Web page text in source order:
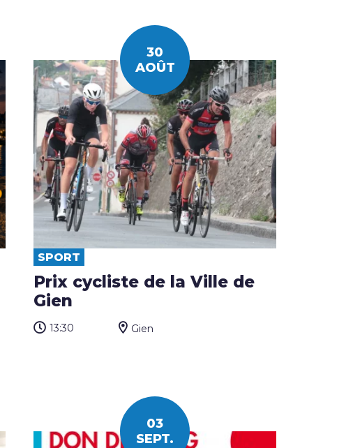
30
AOÛT
SPORT
Prix cycliste de la Ville de
Gien
13:30 Gien
03
SEPT.